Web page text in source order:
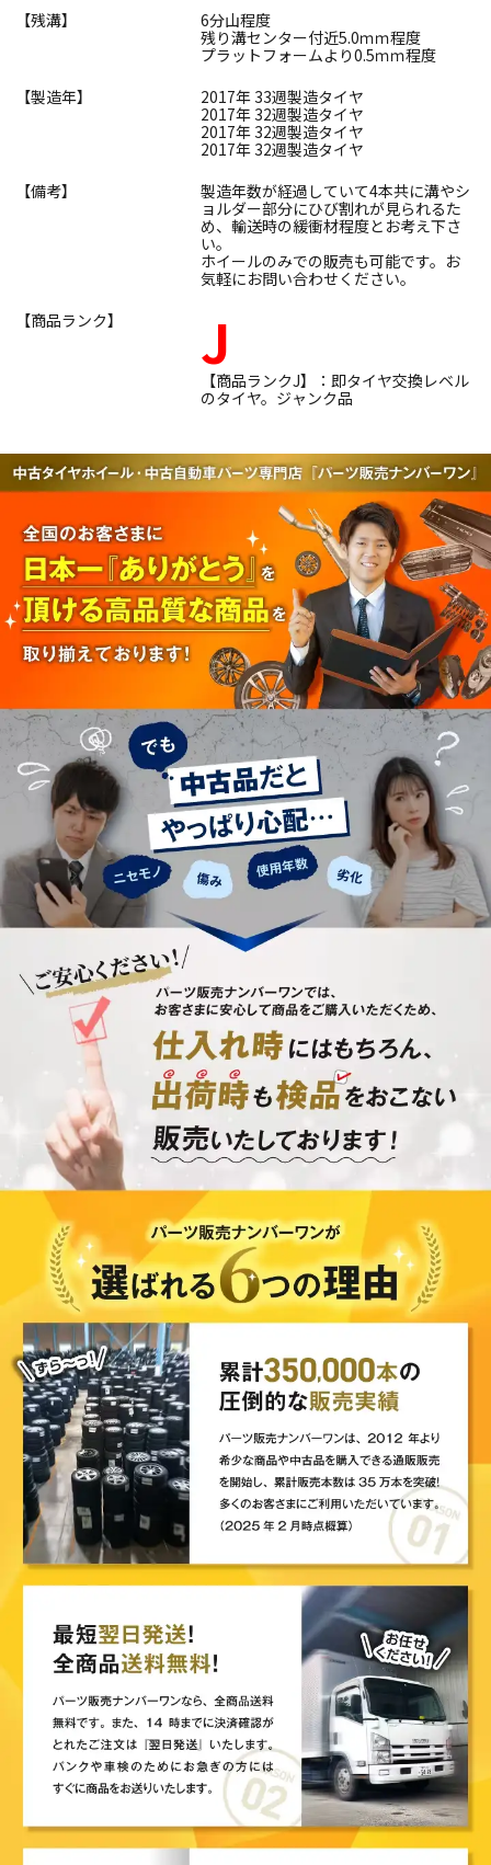
【残溝】
6分山程度
残り溝センター付近5.0ｍｍ程度
プラットフォームより0.5ｍｍ程度
【製造年】
2017年 33週製造タイヤ
2017年 32週製造タイヤ
2017年 32週製造タイヤ
2017年 32週製造タイヤ
【備考】
製造年数が経過していて4本共に溝やシ
ョルダー部分にひび割れが見られるた
め、輸送時の緩衝材程度とお考え下さ
い。
ホイールのみでの販売も可能です。お
気軽にお問い合わせください。
【商品ランク】
J
【商品ランクJ】：即タイヤ交換レベル
のタイヤ。ジャンク品